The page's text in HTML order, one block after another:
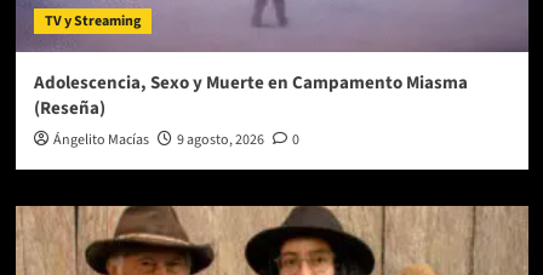
TV y Streaming
Adolescencia, Sexo y Muerte en Campamento Miasma
(Reseña)
Ángelito Macías 9 agosto, 2026 0